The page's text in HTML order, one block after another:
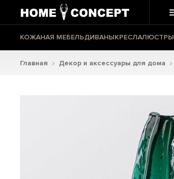
КОЖАНАЯ МЕБЕЛЬДИВАНЫКРЕСЛАЛЮСТРЫ
Главная Декор и аксессуары для дома